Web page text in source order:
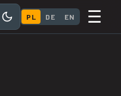
PL DE EN ☰